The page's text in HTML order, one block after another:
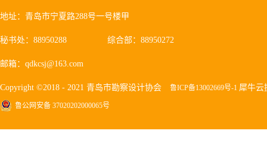
地址：青岛市宁夏路288号一号楼甲
秘书处：88950288 综合部：88950272
邮箱：qdkcsj@163.com
Copyright ©2018 - 2021 青岛市勘察设计协会 鲁ICP备13002669号-1 犀牛云
鲁公网安备 37020202000065号